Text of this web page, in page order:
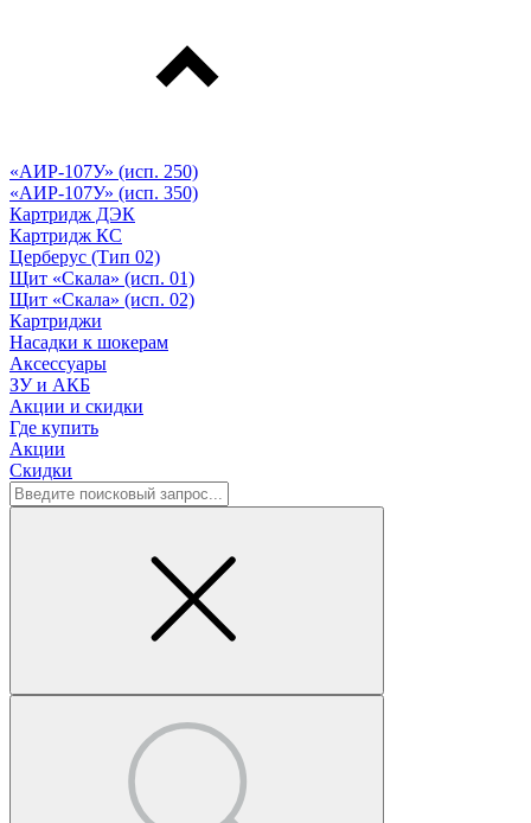
«АИР-107У» (исп. 250)
«АИР-107У» (исп. 350)
Картридж ДЭК
Картридж КС
Церберус (Тип 02)
Щит «Скала» (исп. 01)
Щит «Скала» (исп. 02)
Картриджи
Насадки к шокерам
Аксессуары
ЗУ и АКБ
Акции и скидки
Где купить
Акции
Скидки